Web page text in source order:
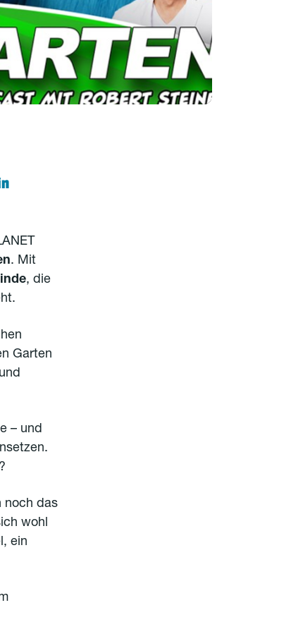
. Mit
, die
Garten
– und
noch das
wohl
ein